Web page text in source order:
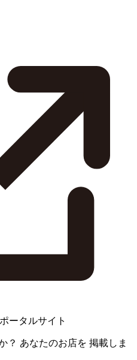
ータルサイト
？ あなたのお店を 掲載しま